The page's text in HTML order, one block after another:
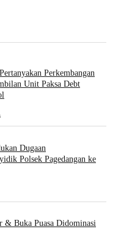
Perkembangan
Unit Paksa Debt
Dugaan
Polsek Pagedangan ke
& Buka Puasa Didominasi